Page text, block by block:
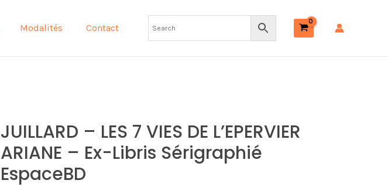
Modalités Contact
JUILLARD – LES 7 VIES DE L’EPERVIER
ARIANE – Ex-Libris Sérigraphié
EspaceBD